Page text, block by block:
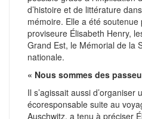
d’histoire et de littérature
mémoire. Elle a été soutenue
proviseure Élisabeth Henry,
Grand Est, le Mémorial de la
nationale.
« Nous sommes des
Il s’agissait aussi d’organiser
écoresponsable suite au
Auschwitz, a tenu à préciser